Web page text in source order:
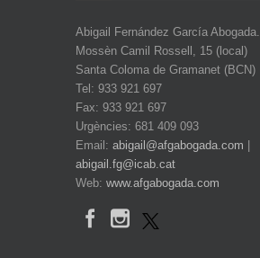
Abigail Fernández García Abogada.
Mossèn Camil Rossell, 15 (local)
Santa Coloma de Gramanet (BCN)
Tel: 933 921 697
Fax: 933 921 697
Urgències: 681 409 093
Email: abigail@afgabogada.com
abigail.fg@icab.cat
Web: www.afgabogada.com